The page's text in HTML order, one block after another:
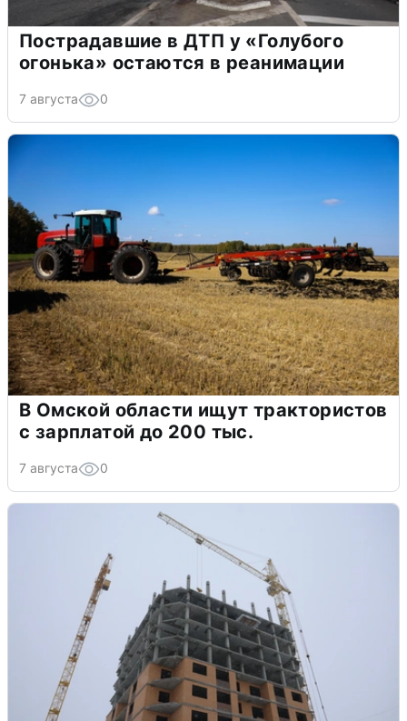
Пострадавшие в ДТП у «Голубого
огонька» остаются в реанимации
7 августа 0
В Омской области ищут трактористов
с зарплатой до 200 тыс.
7 августа 0